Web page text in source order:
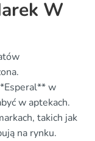
W
w
w aptekach.
takich jak
na rynku.